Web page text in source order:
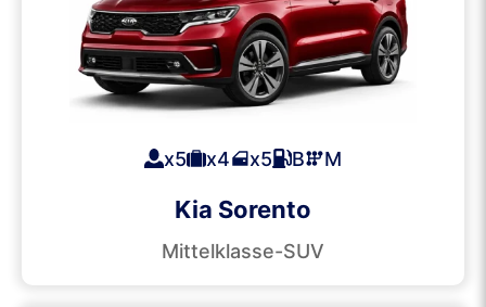
x5 x4 x5 B M
Kia Sorento
Mittelklasse-SUV